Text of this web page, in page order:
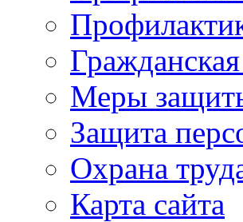
Меры
Защита
Охрана
Карта сайта